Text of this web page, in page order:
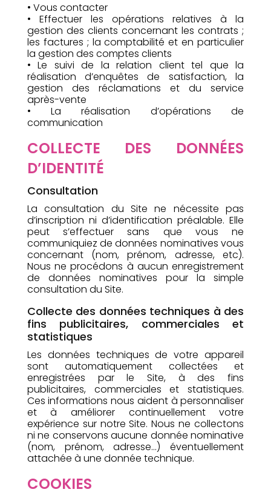
• Vous contacter
• Effectuer les opérations relatives à la
gestion des clients concernant les contrats ;
les factures ; la comptabilité et en particulier
la gestion des comptes clients
• Le suivi de la relation client tel que la
réalisation d’enquêtes de satisfaction, la
gestion des réclamations et du service
après-vente
• La réalisation d’opérations de
communication
COLLECTE DES DONNÉES
D’IDENTITÉ
Consultation
La consultation du Site ne nécessite pas
d’inscription ni d’identification préalable. Elle
peut s’effectuer sans que vous ne
communiquiez de données nominatives vous
concernant (nom, prénom, adresse, etc).
Nous ne procédons à aucun enregistrement
de données nominatives pour la simple
consultation du Site.
Collecte des données techniques à des
fins publicitaires, commerciales et
statistiques
Les données techniques de votre appareil
sont automatiquement collectées et
enregistrées par le Site, à des fins
publicitaires, commerciales et statistiques.
Ces informations nous aident à personnaliser
et à améliorer continuellement votre
expérience sur notre Site. Nous ne collectons
ni ne conservons aucune donnée nominative
(nom, prénom, adresse…) éventuellement
attachée à une donnée technique.
COOKIES